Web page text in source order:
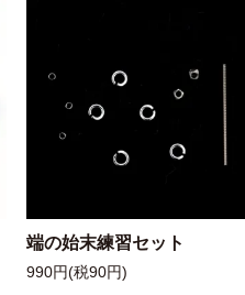
端の始末練習セット
990円(税90円)